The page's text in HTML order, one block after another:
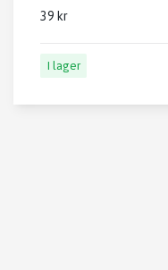
39 kr
I lager